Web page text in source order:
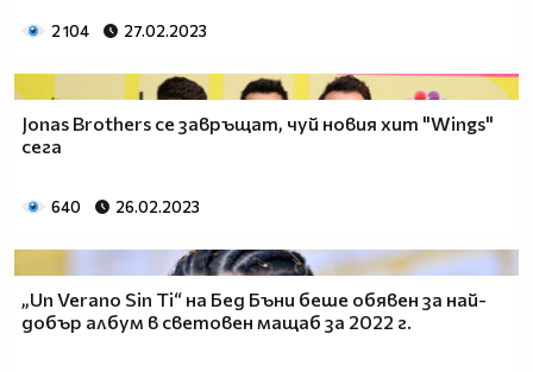
2 104 27.02.2023
Jonas Brothers се завръщат, чуй новия хит "Wings"
сега
640 26.02.2023
„Un Verano Sin Ti“ на Бед Бъни беше обявен за най-
добър албум в световен мащаб за 2022 г.